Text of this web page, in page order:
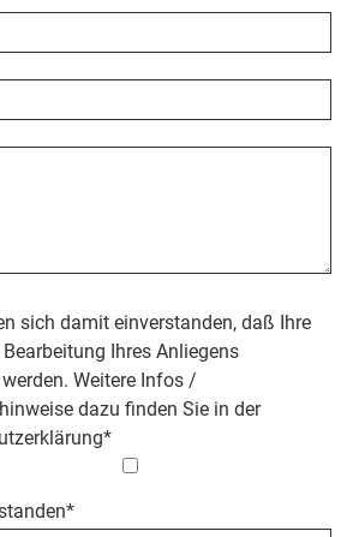
sich damit einverstanden, daß Ihre
Ihres Anliegens
Weitere Infos /
dazu finden Sie in der
*